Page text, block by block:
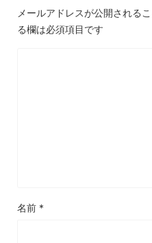
メールアドレスが公開される
る欄は必須項目です
名前 *